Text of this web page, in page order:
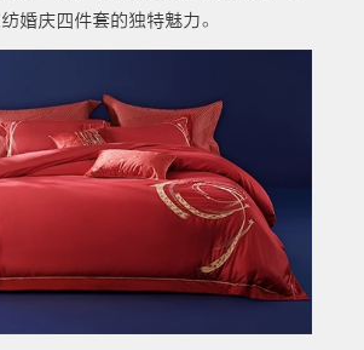
婚庆四件套的独特魅力。